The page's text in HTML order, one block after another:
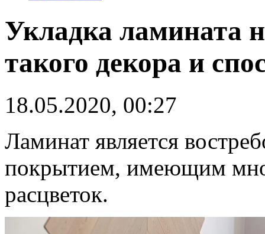
Укладка ламината
такого декора и
18.05.2020, 00:27
Ламинат является
покрытием, имеющим
расцветок.